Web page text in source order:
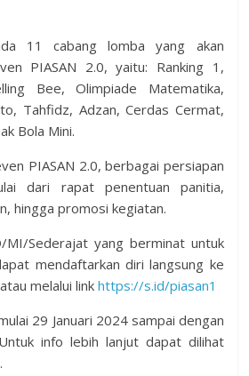
11 cabang lomba yang akan
PIASAN 2.0, yaitu: Ranking 1,
Bee, Olimpiade Matematika,
Tahfidz, Adzan, Cerdas Cermat,
Bola Mini.
PIASAN 2.0, berbagai persiapan
dari rapat penentuan panitia,
hingga promosi kegiatan.
MI/Sederajat yang berminat untuk
mendaftarkan diri langsung ke
melalui linkhttps://s.id/piasan1
29 Januari 2024 sampai dengan
info lebih lanjut dapat dilihat